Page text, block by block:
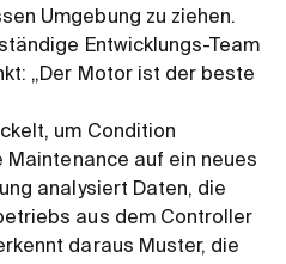
Umgebung zu ziehen.
Entwicklungs-Team
„Der Motor ist der beste
um Condition
Maintenance auf ein neues
analysiert Daten, die
aus dem Controller
daraus Muster, die